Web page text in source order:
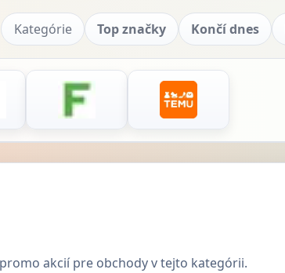
Kategórie Top značky Končí dnes
akcií pre obchody v tejto kategórii.